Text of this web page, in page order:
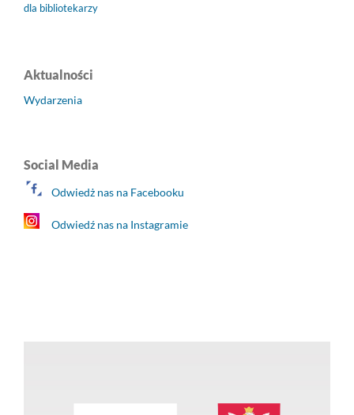
dla bibliotekarzy
Aktualności
Wydarzenia
Social Media
Odwiedż nas na Facebooku
Odwiedź nas na Instagramie